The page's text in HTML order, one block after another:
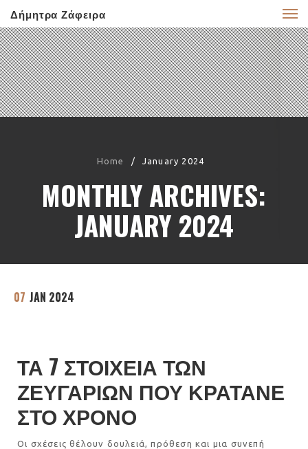
Δήμητρα Ζάφειρα
Home / January 2024
MONTHLY ARCHIVES:
JANUARY 2024
07 JAN 2024
ΤΑ 7 ΣΤΟΙΧΕΙΑ ΤΩΝ
ΖΕΥΓΑΡΙΩΝ ΠΟΥ ΚΡΑΤΑΝΕ
ΣΤΟ ΧΡΟΝΟ
Οι σχέσεις θέλουν δουλειά, πρόθεση και μια συνεπή